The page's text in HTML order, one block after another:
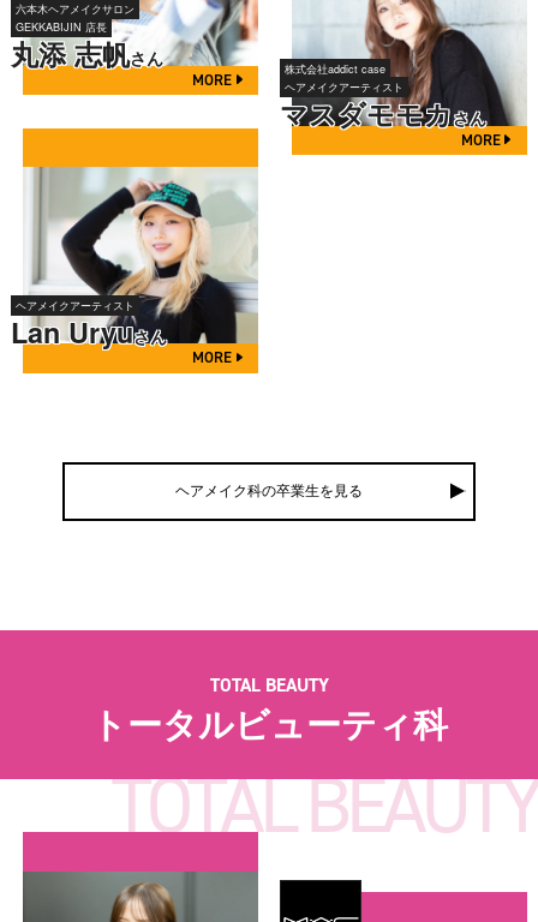
六本木ヘアメイクサロン
GEKKABIJIN 店長
丸添 志帆さん
MORE
株式会社addict case
ヘアメイクアーティスト
マスダモモカさん
MORE
ヘアメイクアーティスト
Lan Uryuさん
MORE
ヘアメイク科の卒業生を見る
TOTAL BEAUTY
トータルビューティ科